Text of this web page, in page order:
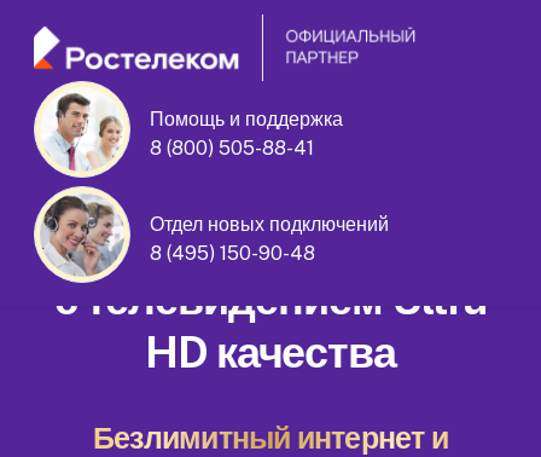
Помощь и поддержка
8 (800) 505-88-41
Отдел новых подключений
8 (495) 150-90-48
Затонная улица дом 15 корпус 1
Домашний интернет
с телевидением Ultra
HD качества
Безлимитный интернет и